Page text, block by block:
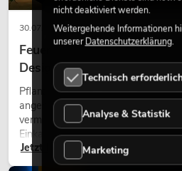
30.07.2026
Feuerhemmende
Design perfekt kombiniert
Pflanzen machen Räume
angenehme Atmosphäre,
vermitteln Natürlichkeit. Ob in
Einkaufszentren, Bürogebäuden
eine hochwertige Begrünung
modernen Raumkonzept.
Jetzt lesen
nicht deaktiviert werden.
Weitergehende Informationen
unsererDatenschutzerklärung.
Technisch
Analyse & Statistik
Marketing